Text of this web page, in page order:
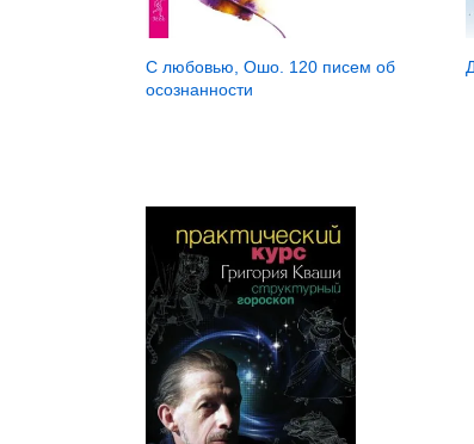
С любовью, Ошо. 120 писем об
осознанности